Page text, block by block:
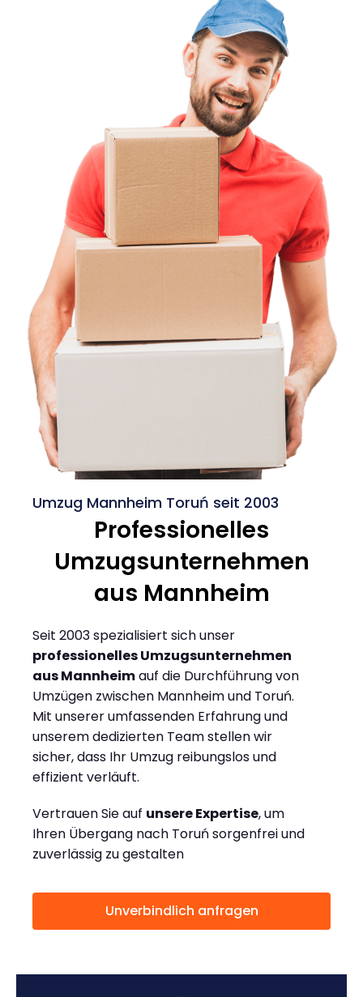
Umzug Mannheim Toruń seit 2003
Professionelles
Umzugsunternehmen
aus Mannheim
Seit 2003 spezialisiert sich unser
professionelles Umzugsunternehmen
aus Mannheimauf die Durchführung von
Umzügen zwischen Mannheim und Toruń.
Mit unserer umfassenden Erfahrung und
unserem dedizierten Team stellen wir
sicher, dass Ihr Umzug reibungslos und
effizient verläuft.
Vertrauen Sie auf unsere Expertise, um
Ihren Übergang nach Toruń sorgenfrei und
zuverlässig zu gestalten
Unverbindlich anfragen